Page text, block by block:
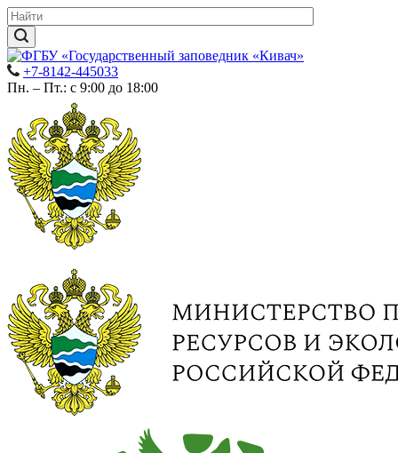
+7-8142-445033
Пн. – Пт.: с 9:00 до 18:00